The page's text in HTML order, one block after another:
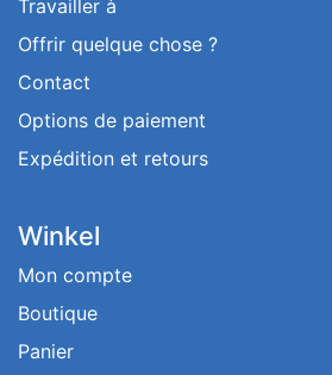
Travailler à
Offrir quelque chose ?
Contact
Options de paiement
Expédition et retours
Winkel
Mon compte
Boutique
Panier